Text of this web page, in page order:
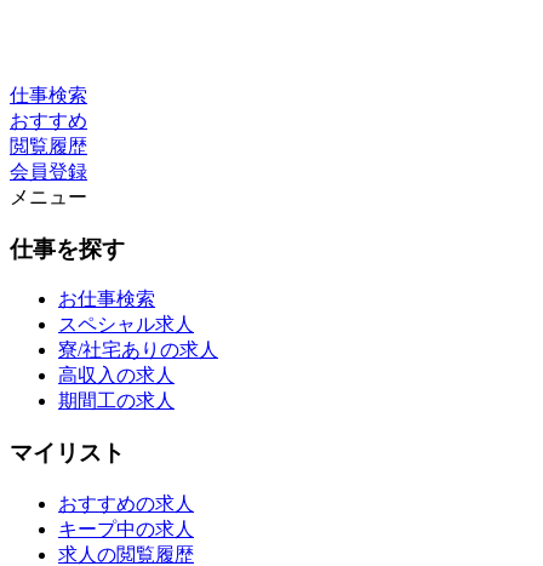
仕事検索
おすすめ
閲覧履歴
会員登録
メニュー
仕事を探す
お仕事検索
スペシャル求人
寮/社宅ありの求人
高収入の求人
期間工の求人
マイリスト
おすすめの求人
キープ中の求人
求人の閲覧履歴